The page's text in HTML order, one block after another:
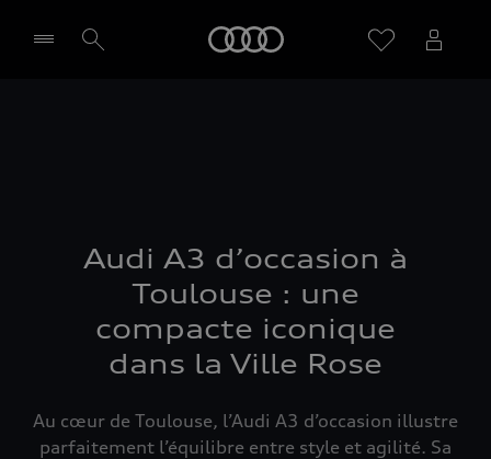
Audi A3 d’occasion à
Toulouse : une
compacte iconique
dans la Ville Rose
Au cœur de Toulouse, l’Audi A3 d’occasion illustre
parfaitement l’équilibre entre style et agilité. Sa